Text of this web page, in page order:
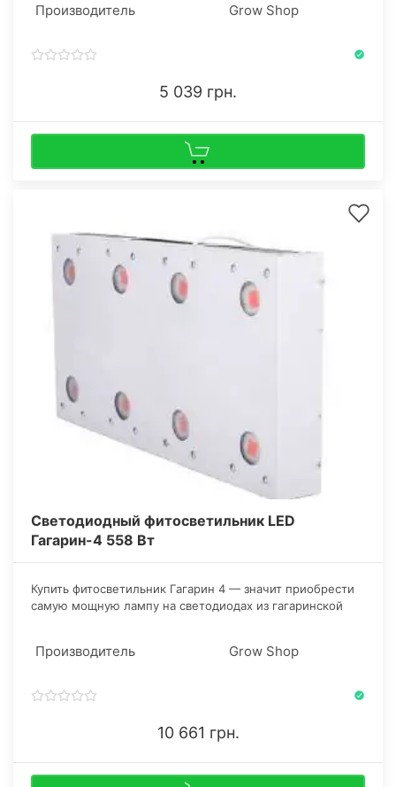
энергопотребление, отличные показатели урожайности
Производитель Grow Shop
5 039 грн.
Светодиодный фитосветильник LED
Гагарин-4 558 Вт
​Купить фитосветильник Гагарин 4 — значит приобрести
самую мощную лампу на светодиодах из гагаринской
красный и синий световые спектры на пике.
Производитель Grow Shop
10 661 грн.